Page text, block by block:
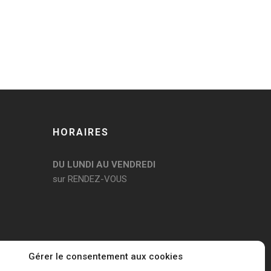
Gérer le consentement aux cookies
HORAIRES
DU LUNDI AU VENDREDI
sur RENDEZ-VOUS